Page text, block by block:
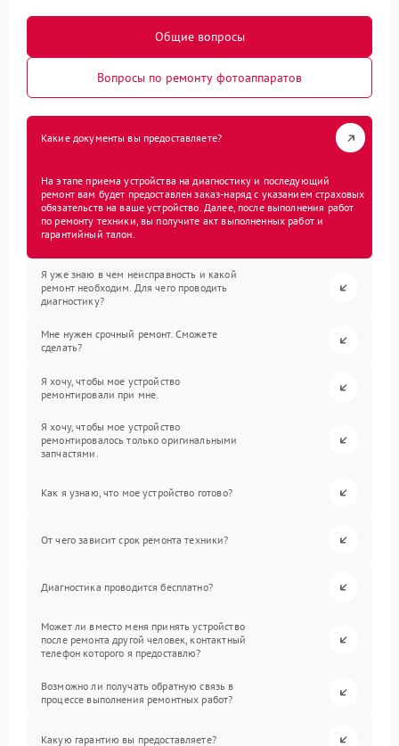
Общие вопросы
Вопросы по ремонту фотоаппаратов
Какие документы вы предоставляете?
На этапе приема устройства на диагностику и последующий
ремонт вам будет предоставлен заказ-наряд с указанием страховых
обязательств на ваше устройство. Далее, после выполнения работ
по ремонту техники, вы получите акт выполненных работ и
гарантийный талон.
Я уже знаю в чем неисправность и какой
ремонт необходим. Для чего проводить
диагностику?
Мне нужен срочный ремонт. Сможете
сделать?
Я хочу, чтобы мое устройство
ремонтировали при мне.
Я хочу, чтобы мое устройство
ремонтировалось только оригинальными
запчастями.
Как я узнаю, что мое устройство готово?
От чего зависит срок ремонта техники?
Диагностика проводится бесплатно?
Может ли вместо меня принять устройство
после ремонта другой человек, контактный
телефон которого я предоставлю?
Возможно ли получать обратную связь в
процессе выполнения ремонтных работ?
Какую гарантию вы предоставляете?